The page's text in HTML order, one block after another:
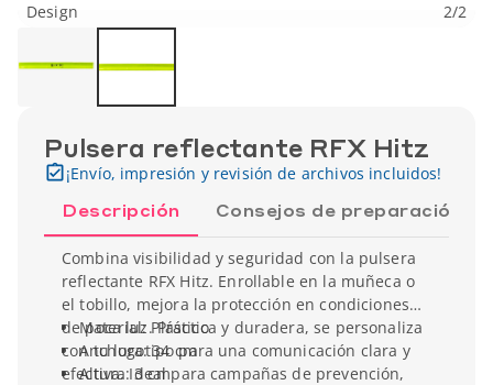
Design 2/2
Pulsera reflectante RFX Hitz
¡Envío, impresión y revisión de archivos incluidos!
Descripción Consejos de preparación
Combina visibilidad y seguridad con la pulsera
reflectante RFX Hitz. Enrollable en la muñeca o
el tobillo, mejora la protección en condiciones
de poca luz. Práctica y duradera, se personaliza
con tu logotipo para una comunicación clara y
efectiva. Ideal para campañas de prevención,
Material: Plástico
Anchura: 34 cm
Altura: 3 cm